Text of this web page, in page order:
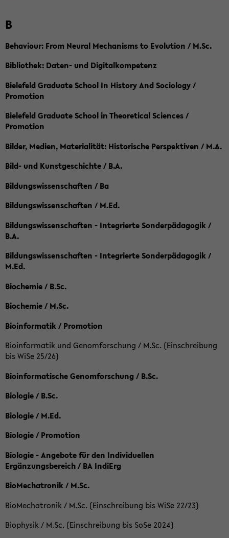
B
Behaviour: From Neural Mechanisms to Evolution / M.Sc.
Bibliothek: Daten- und Digitalkompetenz
Bielefeld Graduate School In History And Sociology /
Promotion
Bielefeld Graduate School in Theoretical Sciences /
Promotion
Bilder, Medien, Materialität: Historische Perspektiven / M.A.
Bild- und Kunstgeschichte / B.A.
Bildungswissenschaften / Ba
Bildungswissenschaften / M.Ed.
Bildungswissenschaften - Integrierte Sonderpädagogik /
B.A.
Bildungswissenschaften - Integrierte Sonderpädagogik /
M.Ed.
Biochemie / B.Sc.
Biochemie / M.Sc.
Bioinformatik / Promotion
Bioinformatik und Genomforschung / M.Sc. (Einschreibung
bis WiSe 25/26)
Bioinformatische Genomforschung / B.Sc.
Biologie / B.Sc.
Biologie / M.Ed.
Biologie / Promotion
Biologie - Angebote für den Individuellen
Ergänzungsbereich / BA IndiErg
BioMechatronik / M.Sc.
BioMechatronik / M.Sc. (Einschreibung bis WiSe 22/23)
Biophysik / M.Sc. (Einschreibung bis SoSe 2024)